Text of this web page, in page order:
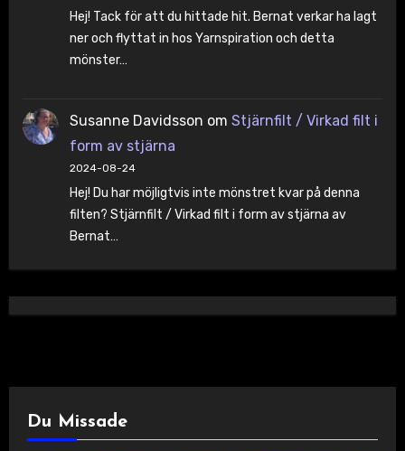
Hej! Tack för att du hittade hit. Bernat verkar ha lagt
ner och flyttat in hos Yarnspiration och detta
mönster…
Susanne Davidsson om Stjärnfilt / Virkad filt i
form av stjärna
2024-08-24
Hej! Du har möjligtvis inte mönstret kvar på denna
filten? Stjärnfilt / Virkad filt i form av stjärna av
Bernat…
Du Missade